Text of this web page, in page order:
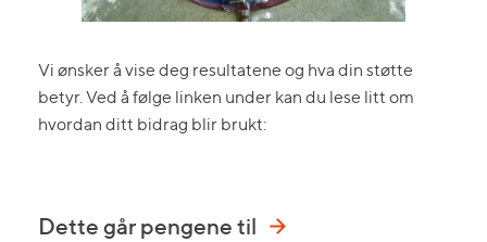
Vi ønsker å vise deg resultatene og hva din støtte
betyr. Ved å følge linken under kan du lese litt om
hvordan ditt bidrag blir brukt:
Dette går pengene til